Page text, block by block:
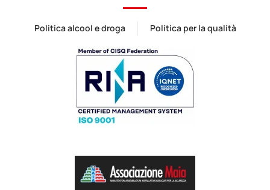
Politica alcool e droga Politica per la qualità